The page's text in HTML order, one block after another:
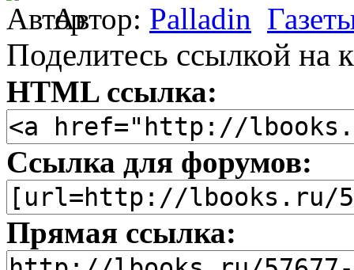
Автор: Palladin
Поделитесь ссылкой на
HTML ссылка:
Ссылка для форумов:
Прямая ссылка: